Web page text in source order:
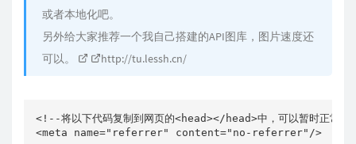
或者本地化吧。
另外给大家推荐一个我自己搭建的API图库，图片速度还
可以。
http://tu.lessh.cn/
<!--将以下代码复制到网页的<head></head>中，可以暂时正常
<meta name="referrer" content="no-referrer"/>